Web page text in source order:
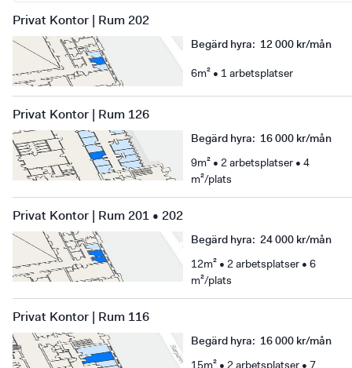
Privat Kontor | Rum 202
Begärd hyra: 12 000 kr/mån
6m² • 1 arbetsplatser
Privat Kontor | Rum 126
Begärd hyra: 16 000 kr/mån
9m² • 2 arbetsplatser • 4
m²/plats
Privat Kontor | Rum 201 • 202
Begärd hyra: 24 000 kr/mån
12m² • 2 arbetsplatser • 6
m²/plats
Privat Kontor | Rum 116
Begärd hyra: 16 000 kr/mån
15m² • 2 arbetsplatser • 7